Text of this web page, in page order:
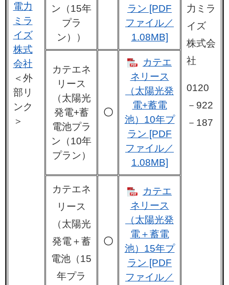
電力
ミラ
イズ
株式
会社
＜外
部リ
ンク
＞
力ミラ
イズ
株式会
社
0120
－922
－187
ン（15年
プラ
ン））
ラン [PDF
ファイル／
1.08MB]
カテエネ
リース
（太陽光
発電+蓄
電池プラ
ン（10年
プラン）
〇
カテエ
ネリース
（太陽光発
電+蓄電
池）10年プ
ラン [PDF
ファイル／
1.08MB]
カテエネ
リース
（太陽光
発電＋蓄
電池（15
年プラ
〇
カテエ
ネリース
（太陽光発
電＋蓄電
池）15年プ
ラン [PDF
ファイル／